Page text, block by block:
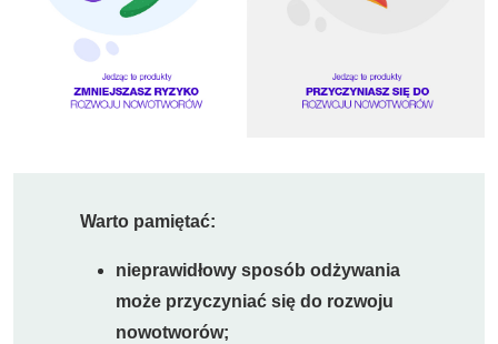
Warto pamiętać:
nieprawidłowy sposób odżywania
może przyczyniać się do rozwoju
nowotworów;